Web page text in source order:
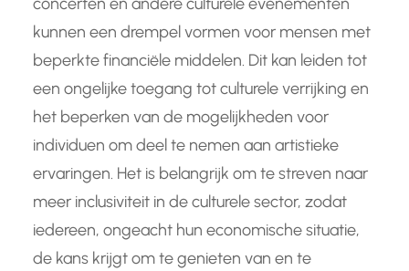
concerten en andere culturele evenementen
kunnen een drempel vormen voor mensen met
beperkte financiële middelen. Dit kan leiden tot
een ongelijke toegang tot culturele verrijking en
het beperken van de mogelijkheden voor
individuen om deel te nemen aan artistieke
ervaringen. Het is belangrijk om te streven naar
meer inclusiviteit in de culturele sector, zodat
iedereen, ongeacht hun economische situatie,
de kans krijgt om te genieten van en te